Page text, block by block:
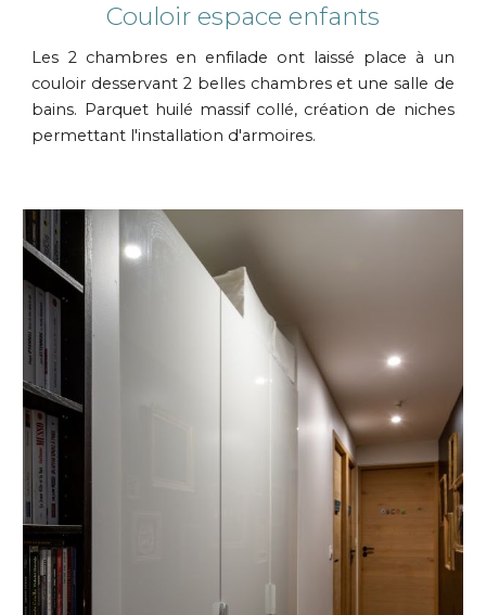
Couloir espace enfants
Les 2 chambres en enfilade ont laissé place à un
couloir desservant 2 belles chambres et une salle de
bains. Parquet huilé massif collé, création de niches
permettant l'installation d'armoires.